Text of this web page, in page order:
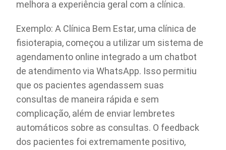
melhora a experiência geral com a clínica.
Exemplo: A Clínica Bem Estar, uma clínica de
fisioterapia, começou a utilizar um sistema de
agendamento online integrado a um chatbot
de atendimento via WhatsApp. Isso permitiu
que os pacientes agendassem suas
consultas de maneira rápida e sem
complicação, além de enviar lembretes
automáticos sobre as consultas. O feedback
dos pacientes foi extremamente positivo,